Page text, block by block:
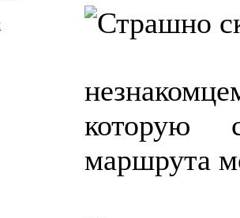
которую
маршрута